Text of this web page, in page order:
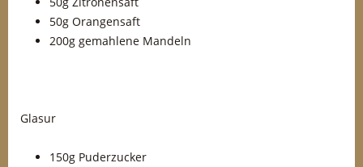
50g Orangensaft
200g gemahlene Mandeln
Glasur
150g Puderzucker